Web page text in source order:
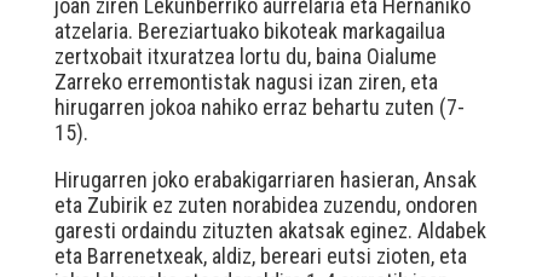
joan ziren Lekunberriko aurrelaria eta Hernaniko
atzelaria. Bereziartuako bikoteak markagailua
zertxobait itxuratzea lortu du, baina Oialume
Zarreko erremontistak nagusi izan ziren, eta
hirugarren jokoa nahiko erraz behartu zuten (7-
15).
Hirugarren joko erabakigarriaren hasieran, Ansak
eta Zubirik ez zuten norabidea zuzendu, ondoren
garesti ordaindu zituzten akatsak eginez. Aldabek
eta Barrenetxeak, aldiz, bereari eutsi zioten, eta